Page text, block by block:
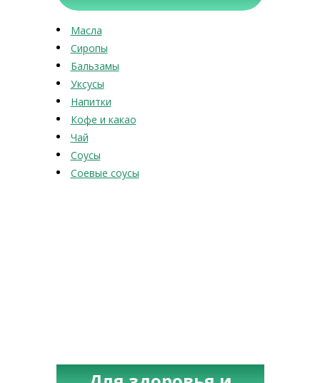
Масла
Сиропы
Бальзамы
Уксусы
Напитки
Кофе и какао
Чай
Соусы
Соевые соусы